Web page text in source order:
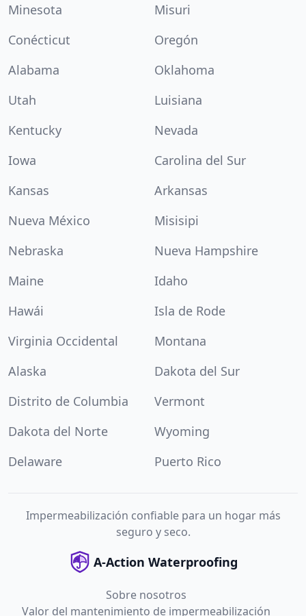
Minesota
Misuri
Conécticut
Oregón
Alabama
Oklahoma
Utah
Luisiana
Kentucky
Nevada
Iowa
Carolina del Sur
Kansas
Arkansas
Nueva México
Misisipi
Nebraska
Nueva Hampshire
Maine
Idaho
Hawái
Isla de Rode
Virginia Occidental
Montana
Alaska
Dakota del Sur
Distrito de Columbia
Vermont
Dakota del Norte
Wyoming
Delaware
Puerto Rico
Impermeabilización confiable para un hogar más
seguro y seco.
A-Action Waterproofing
Sobre nosotros
Valor del mantenimiento de impermeabilización